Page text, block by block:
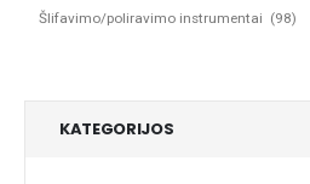
KATEGORIJOS